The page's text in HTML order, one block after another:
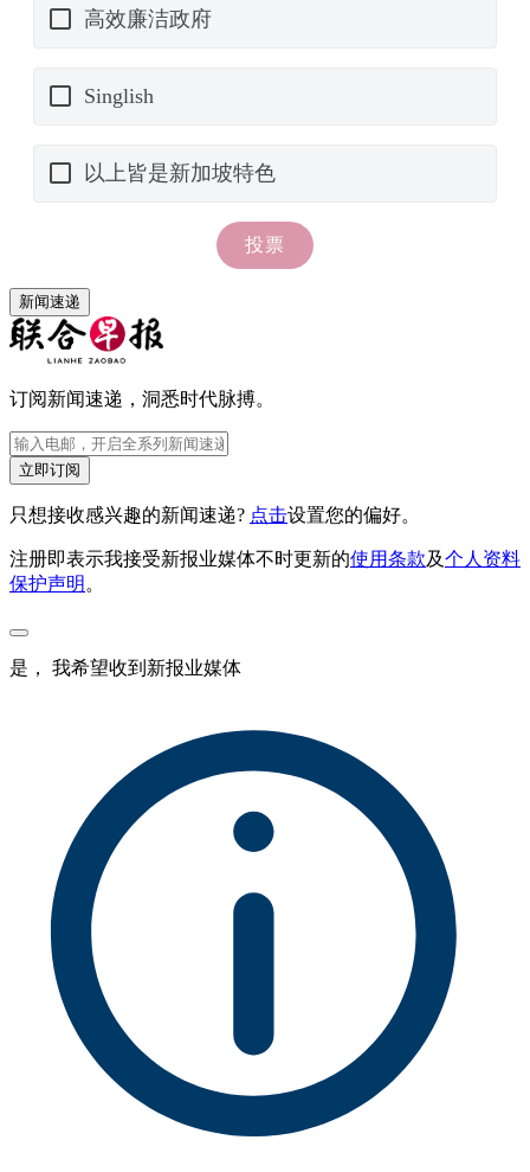
新闻速递
订阅新闻速递，洞悉时代脉搏。
立即订阅
只想接收感兴趣的新闻速递? 点击设置您的偏好。
注册即表示我接受新报业媒体不时更新的使用条款及个人资料
保护声明 。
是， 我希望收到新报业媒体